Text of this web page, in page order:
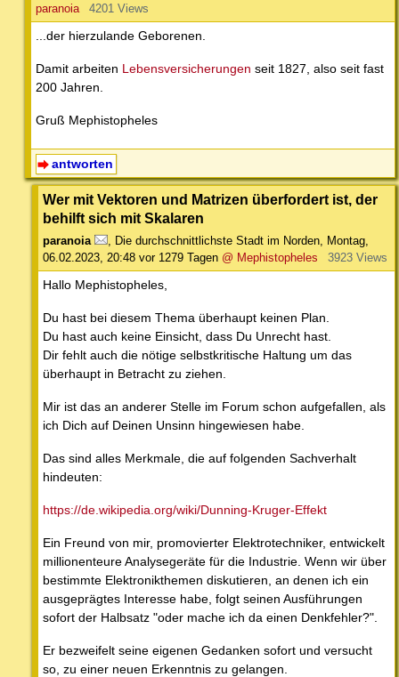
paranoia
4201 Views
...der hierzulande Geborenen.
Damit arbeiten Lebensversicherungen seit 1827, also seit fast
200 Jahren.
Gruß Mephistopheles
antworten
Wer mit Vektoren und Matrizen überfordert ist, der
behilft sich mit Skalaren
paranoia Die durchschnittlichste Stadt im Norden Montag,
06.02.2023, 20:48 vor 1279 Tagen @ Mephistopheles 3923 Views
Hallo Mephistopheles,
Du hast bei diesem Thema überhaupt keinen Plan.
Du hast auch keine Einsicht, dass Du Unrecht hast.
Dir fehlt auch die nötige selbstkritische Haltung um das
überhaupt in Betracht zu ziehen.
Mir ist das an anderer Stelle im Forum schon aufgefallen, als
ich Dich auf Deinen Unsinn hingewiesen habe.
Das sind alles Merkmale, die auf folgenden Sachverhalt
hindeuten:
https://de.wikipedia.org/wiki/Dunning-Kruger-Effekt
Ein Freund von mir, promovierter Elektrotechniker, entwickelt
millionenteure Analysegeräte für die Industrie. Wenn wir über
bestimmte Elektronikthemen diskutieren, an denen ich ein
ausgeprägtes Interesse habe, folgt seinen Ausführungen
sofort der Halbsatz "oder mache ich da einen Denkfehler?".
Er bezweifelt seine eigenen Gedanken sofort und versucht
so, zu einer neuen Erkenntnis zu gelangen.